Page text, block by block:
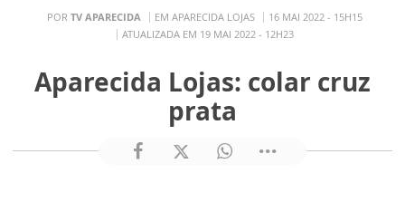
POR TV APARECIDA EM APARECIDA LOJAS
16 MAI 2022 - 15H15
ATUALIZADA EM 19 MAI 2022 - 12H23
Aparecida Lojas: colar cruz
prata